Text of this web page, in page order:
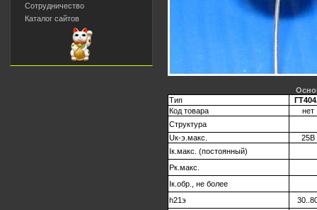
Сотрудничество
Каталог сайтов
Тип
Код товара
нет
Структура
Uк-э.макс.
25В
Iк.макс. (постоянный)
Pк.макс.
Iк.обр., не более
h21э